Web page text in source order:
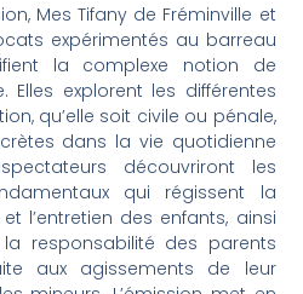
Mes Tifany de Fréminville et
expérimentés au barreau
la complexe notion de
Elles explorent les différentes
qu’elle soit civile ou pénale,
dans la vie quotidienne
découvriront les
qui régissent la
l’entretien des enfants, ainsi
responsabilité des parents
aux agissements de leur